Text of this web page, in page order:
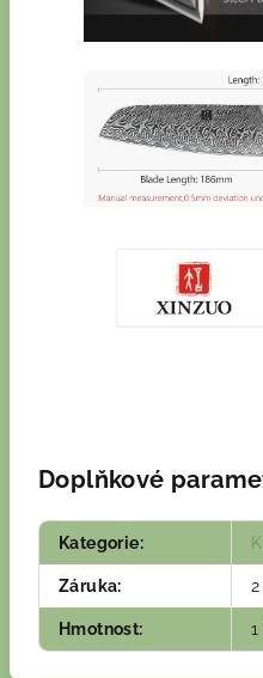
Doplňkové
Kategorie:
Záruka:
Hmotnost: